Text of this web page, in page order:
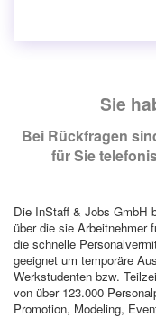
Sie
Bei Rückfragen
für Sie
Die InStaff & Jobs GmbH
über die sie Arbeitnehmer
die schnelle
geeignet um temporäre
Werkstudenten bzw.
von über 123.000
Promotion, Modeling,